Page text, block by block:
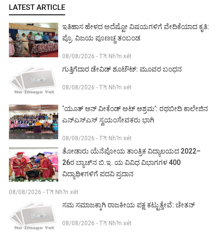
LATEST ARTICLE
ಇತಿಹಾಸ ಹೇಳದ ಅದೆಷ್ಟೋ ವಿಷಯಗಳಿಗೆ ವೇದಿಕೆಯಾದ ಕೃತಿ:
ಪ್ರೊ. ವಿಜಯ ಪೂಣಚ್ಚ ತಂಬಂಡ
08/08/2026 - T?t Nh?n xét
ಗುತ್ತಿಗೆದಾರ ಡೇವಿಡ್ ಶೂಟೌಟ್: ಮೂವರ ಬಂಧನ
08/08/2026 - T?t Nh?n xét
‘ಯೂತ್ ಆನ್ ವೀಕೆಂಡ್ ಅಟ್ ಆಶ್ರಮ’: ರಥಬೀದಿ ಕಾಲೇಜಿನ
ಎನ್‌ಎಸ್‌ಎಸ್ ಸ್ವಯಂಸೇವಕರು ಭಾಗಿ
08/08/2026 - T?t Nh?n xét
ತೋಡಾರು ಯೆನೆಪೋಯ ತಾಂತ್ರಿಕ ವಿದ್ಯಾಲಯದ 2022–
26ರ ಬ್ಯಾಚ್‌ನ ಬಿ.ಇ. ಯ ವಿವಿಧ ವಿಭಾಗಗಳ 400
ವಿದ್ಯಾಥಿ೯ಗಳಿಗೆ ಪದವಿ ಪ್ರದಾನ
08/08/2026 - T?t Nh?n xét
ಸಮ ಸಮಾಜಕ್ಕಾಗಿ ರಾಜಕೀಯ ಪಕ್ಷ ಕಟ್ಟುತ್ತೇವೆ: ಚೇತನ್
08/08/2026 - T?t Nh?n xét